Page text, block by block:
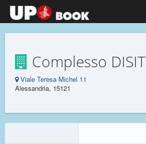
Complesso DISIT
Viale Teresa Michel 11
Alessandria, 15121